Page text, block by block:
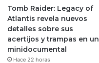
Tomb Raider: Legacy of
Atlantis revela nuevos
detalles sobre sus
acertijos y trampas en un
minidocumental
Hace 22 horas